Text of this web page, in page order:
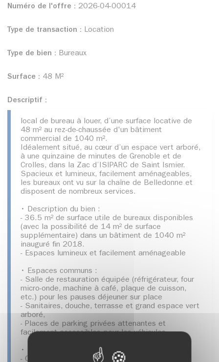
Numéro de l'offre : 2026-04-00014
Type de transaction : Location
Type de bien : Bureaux
Surface : 48 M²
Descriptif :
local de bureau à louer, d’une surface locative de
48 m² au rez-de-chaussée d'un bâtiment
commercial de 1040 m².
Idéalement situé, au cœur d’un espace vert arboré,
à une quinzaine de minutes de Grenoble et de
Crolles, dans la Zac d’ISIPARC de Saint Ismier.
Spacieux et lumineux, facilement aménageables,
les bureaux ont vu sur la chaîne de Belledonne et
disposent de nombreux services.
• Description du bien :
- 36.5 m² de surface utile de bureaux disponibles
(avec la possibilité de 14 m² de surface
supplémentaire) dans un bâtiment de 1040 m²
inauguré fin 2018.
- Espaces lumineux et facilement aménageable
• Espaces communs :
- Salle de restauration équipée (réfrigérateur, four
micro-onde, machine à café, plaque de cuisson,
etc.) pour les pauses déjeuner sur place
- Sanitaires, douche, terrasse et grand espace vert
arboré,
- Places de parking privées attenantes et
facilement accessibles pour les véhicules
• Services & équipements disponibles sur site :
- Climatisation,